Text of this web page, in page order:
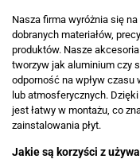
Nasza firma wyróżnia się
dobranych materiałów,
produktów. Nasze
tworzyw jak aluminium czy
odporność na wpływ
lub atmosferycznych.
jest łatwy w montażu, co
zainstalowania płyt.
Jakie są korzyści z